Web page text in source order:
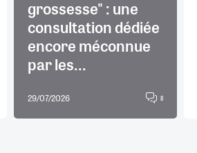
grossesse" : une
consultation dédiée
encore méconnue
par les...
29/07/2026 8